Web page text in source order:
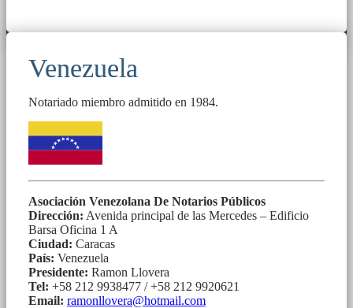
Venezuela
Notariado miembro admitido en 1984.
Asociación Venezolana De Notarios Públicos
Dirección: Avenida principal de las Mercedes – Edificio
Barsa Oficina 1 A
Ciudad: Caracas
País: Venezuela
Presidente: Ramon Llovera
Tel: +58 212 9938477 / +58 212 9920621
Email: ramonllovera@hotmail.com